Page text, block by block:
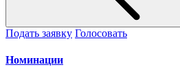
Подать заявку Голосовать
Номинации